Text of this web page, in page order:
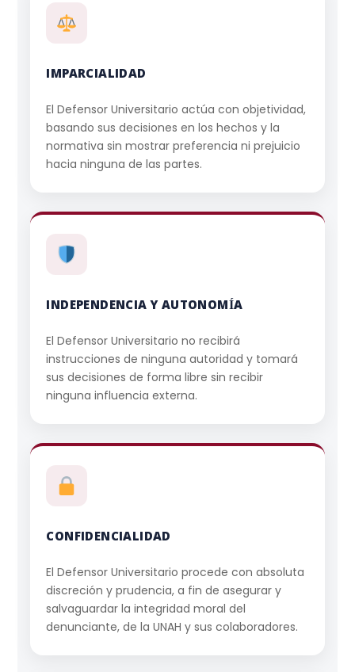
IMPARCIALIDAD
El Defensor Universitario actúa con objetividad,
basando sus decisiones en los hechos y la
normativa sin mostrar preferencia ni prejuicio
hacia ninguna de las partes.
INDEPENDENCIA Y AUTONOMÍA
El Defensor Universitario no recibirá
instrucciones de ninguna autoridad y tomará
sus decisiones de forma libre sin recibir
ninguna influencia externa.
CONFIDENCIALIDAD
El Defensor Universitario procede con absoluta
discreción y prudencia, a fin de asegurar y
salvaguardar la integridad moral del
denunciante, de la UNAH y sus colaboradores.